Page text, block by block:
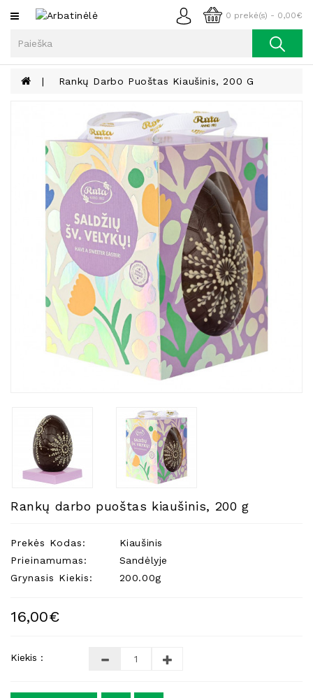
0 prekė(s) - 0,00€
Kategorijos
Kava
Lieknėjimui,
Sveikatai
Riešutai
Becukriai
Saldėsiai
Gurmanams
Natūralios
Žvakės
Aliejai
Kosmetika
Higienos
Priemonės
Kūdikiams
Reikalai
Indai
Dovanos
Rankų Darbo Puoštas Kiaušinis, 200 G
Rankų darbo puoštas kiaušinis, 200 g
Prekės Kodas:
Kiaušinis
Prieinamumas:
Sandėlyje
Grynasis Kiekis:
200.00g
16,00€
Kiekis :